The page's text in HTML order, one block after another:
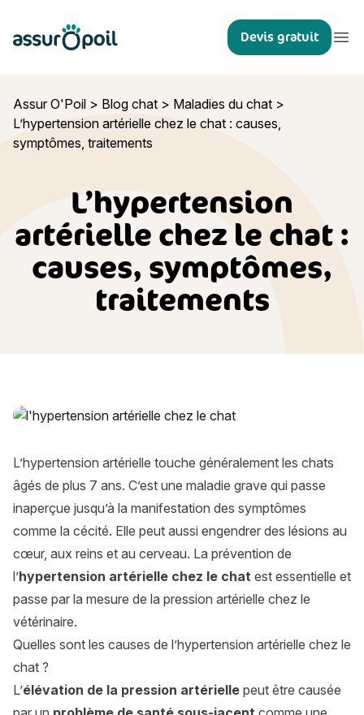
Assur O'Poil Devis gratuit
Assur O'Poil > Blog chat > Maladies du chat >
L’hypertension artérielle chez le chat : causes,
symptômes, traitements
L’hypertension
artérielle chez le chat :
causes, symptômes,
traitements
L’hypertension artérielle chez le chat : causes, symptômes,
L’hypertension artérielle touche généralement les chats
âgés de plus 7 ans. C’est une maladie grave qui passe
inaperçue jusqu’à la manifestation des symptômes
comme la cécité. Elle peut aussi engendrer des lésions au
cœur, aux reins et au cerveau. La prévention de
l’hypertension artérielle chez le chat est essentielle et
passe par la mesure de la pression artérielle chez le
vétérinaire.
Quelles sont les causes de l’hypertension artérielle chez le
chat ?
L’élévation de la pression artérielle peut être causée